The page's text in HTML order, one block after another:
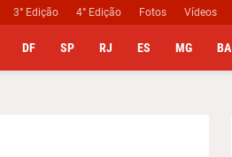
3° Edição 4° Edição Fotos Vídeos
DF SP RJ ES MG BA